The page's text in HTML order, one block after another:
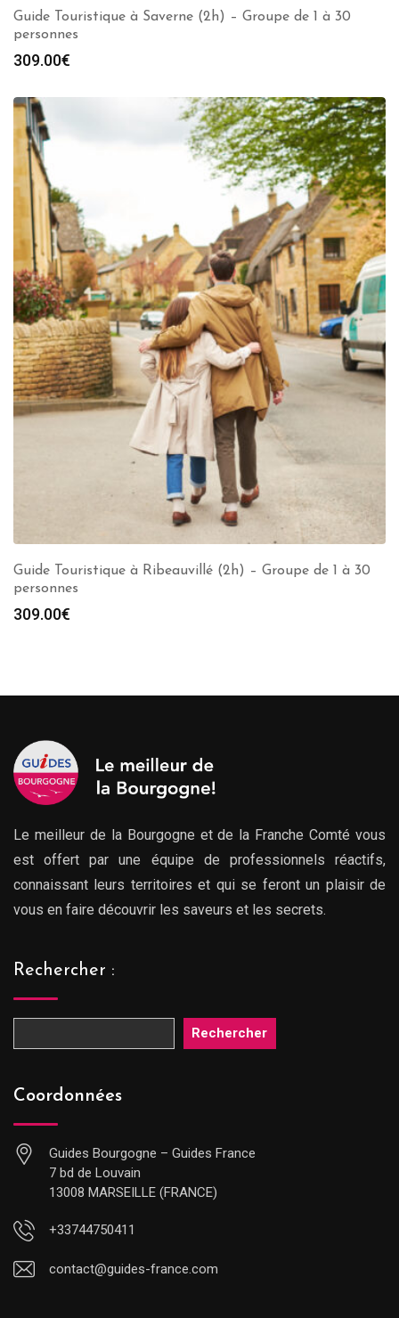
Guide Touristique à Saverne (2h) – Groupe de 1 à 30
personnes
309.00€
Guide Touristique à Ribeauvillé (2h) – Groupe de 1 à 30
personnes
309.00€
Le meilleur de la Bourgogne et de la Franche Comté vous
est offert par une équipe de professionnels réactifs,
connaissant leurs territoires et qui se feront un plaisir de
vous en faire découvrir les saveurs et les secrets.
Rechercher :
Rechercher
Coordonnées
Guides Bourgogne – Guides France
7 bd de Louvain
13008 MARSEILLE (FRANCE)
+33744750411
contact@guides-france.com